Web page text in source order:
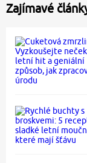
Zajímavé